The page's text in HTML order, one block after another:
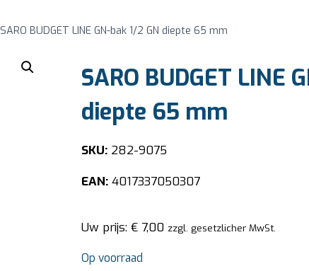
SARO BUDGET LINE GN-bak 1/2 GN diepte 65 mm
SARO BUDGET LINE
diepte 65 mm
SKU:282-9075
EAN:4017337050307
Uw prijs: €7,00 zzgl. gesetzlicher MwSt.
Op voorraad